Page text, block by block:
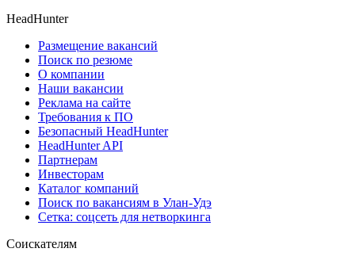
HeadHunter
Размещение вакансий
Поиск по резюме
О компании
Наши вакансии
Реклама на сайте
Требования к ПО
Безопасный HeadHunter
HeadHunter API
Партнерам
Инвесторам
Каталог компаний
Поиск по вакансиям в Улан-Удэ
Сетка: соцсеть для нетворкинга
Соискателям